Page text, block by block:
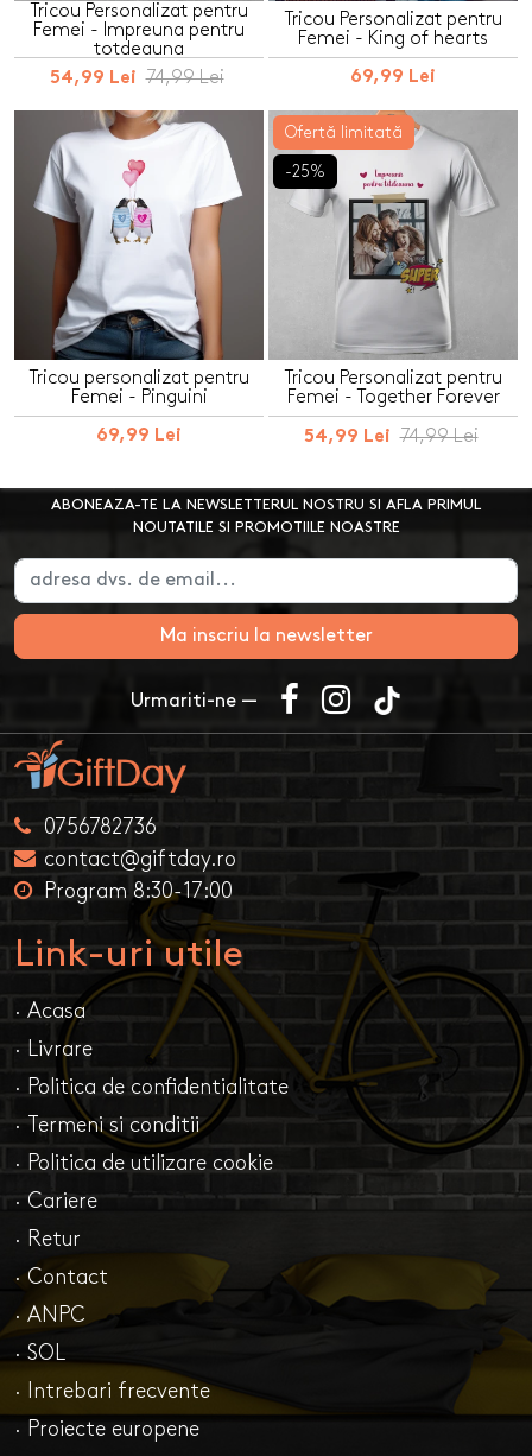
Tricou Personalizat pentru
Femei - Impreuna pentru
totdeauna
54,99 Lei 74,99 Lei
Tricou Personalizat pentru
Femei - King of hearts
69,99 Lei
Tricou personalizat pentru
Femei - Pinguini
69,99 Lei
Ofertă limitată
-25%
Tricou Personalizat pentru
Femei - Together Forever
54,99 Lei 74,99 Lei
ABONEAZA-TE LA NEWSLETTERUL NOSTRU SI AFLA PRIMUL
NOUTATILE SI PROMOTIILE NOASTRE
Ma inscriu la newsletter
Urmariti-ne —
0756782736
contact@giftday.ro
Program 8:30-17:00
Link-uri utile
· Acasa
· Livrare
· Politica de confidentialitate
· Termeni si conditii
· Politica de utilizare cookie
· Cariere
· Retur
· Contact
· ANPC
· SOL
· Intrebari frecvente
· Proiecte europene